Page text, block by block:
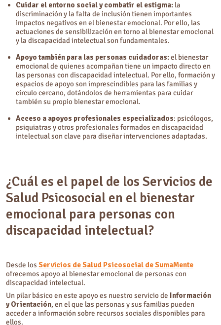
Cuidar el entorno social y combatir el estigma: la
discriminación y la falta de inclusión tienen importantes
impactos negativos en el bienestar emocional. Por ello, las
actuaciones de sensibilización en torno al bienestar emocional
y la discapacidad intelectual son fundamentales.
Apoyo también para las personas cuidadoras:el bienestar
emocional de quienes acompañan tiene un impacto directo en
las personas con discapacidad intelectual. Por ello, formación y
espacios de apoyo son imprescindibles para las familias y
círculo cercano, dotándolos de herramientas para cuidar
también su propio bienestar emocional.
Acceso a apoyos profesionales especializados: psicólogos,
psiquiatras y otros profesionales formados en discapacidad
intelectual son clave para diseñar intervenciones adaptadas.
¿Cuál es el papel de los Servicios de
Salud Psicosocial en el bienestar
emocional para personas con
discapacidad intelectual?
Desde los Servicios de Salud Psicosocial de SumaMente
ofrecemos apoyo al bienestar emocional de personas con
discapacidad intelectual.
Un pilar básico en este apoyo es nuestro servicio de Información
y Orientación, en el que las personas y sus familias pueden
acceder a información sobre recursos sociales disponibles para
ellos.